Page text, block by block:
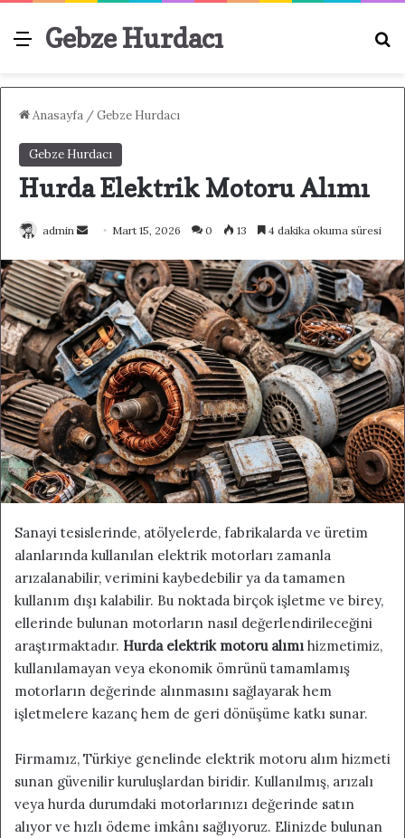
Menü
Gebze Hurdacı
Anasayfa /Gebze Hurdacı
Gebze Hurdacı
Hurda Elektrik Motoru Alımı
admin
r
e
-
p
o
s
t
a
g
ö
n
e
r
m
e
k
Mart 15, 2026 0 13 4 dakika okuma süresi
Sanayi tesislerinde, atölyelerde, fabrikalarda ve üretim
alanlarında kullanılan elektrik motorları zamanla
arızalanabilir, verimini kaybedebilir ya da tamamen
kullanım dışı kalabilir. Bu noktada birçok işletme ve birey,
ellerinde bulunan motorların nasıl değerlendirileceğini
araştırmaktadır. Hurda elektrik motoru alımı hizmetimiz,
kullanılamayan veya ekonomik ömrünü tamamlamış
motorların değerinde alınmasını sağlayarak hem
işletmelere kazanç hem de geri dönüşüme katkı sunar.
Firmamız, Türkiye genelinde elektrik motoru alım hizmeti
sunan güvenilir kuruluşlardan biridir. Kullanılmış, arızalı
veya hurda durumdaki motorlarınızı değerinde satın
alıyor ve hızlı ödeme imkânı sağlıyoruz. Elinizde bulunan